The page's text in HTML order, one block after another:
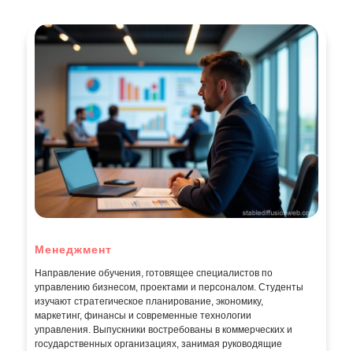
Менеджмент
Направление обучения, готовящее специалистов по
управлению бизнесом, проектами и персоналом. Студенты
изучают стратегическое планирование, экономику,
маркетинг, финансы и современные технологии
управления. Выпускники востребованы в коммерческих и
государственных организациях, занимая руководящие